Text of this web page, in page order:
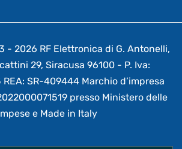
- 2026 RF Elettronica di G. Antonelli,
29, Siracusa 96100 - P. Iva:
SR-409444 Marchio d’impresa
presso Ministero delle
e Made in Italy